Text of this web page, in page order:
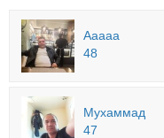
Ааааа
48
Мухаммад
47